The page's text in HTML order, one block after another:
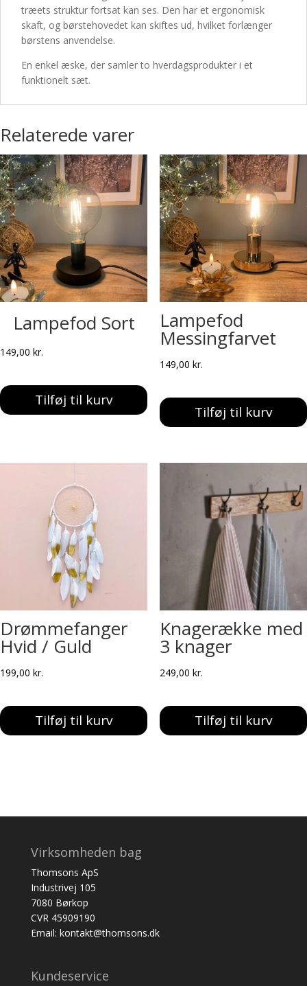
træets struktur fortsat kan ses. Den har et ergonomisk
skaft, og børstehovedet kan skiftes ud, hvilket forlænger
børstens anvendelse.
En enkel æske, der samler to hverdagsprodukter i et
funktionelt sæt.
Relaterede varer
Lampefod Sort
149,00 kr.
Tilføj til kurv
Lampefod
Messingfarvet
149,00 kr.
Tilføj til kurv
Drømmefanger
Hvid / Guld
199,00 kr.
Tilføj til kurv
Knagerække med
3 knager
249,00 kr.
Tilføj til kurv
Virksomheden bag
Thomsons ApS
Industrivej 105
7080 Børkop
CVR 45909190
Email: kontakt@thomsons.dk
Kundeservice